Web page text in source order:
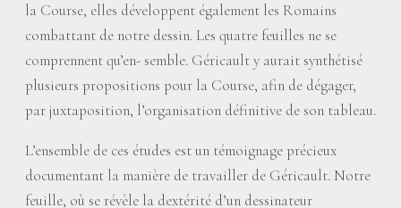
la Course, elles développent également les Romains
combattant de notre dessin. Les quatre feuilles ne se
comprennent qu’en- semble. Géricault y aurait synthétisé
plusieurs propositions pour la Course, afin de dégager,
par juxtaposition, l’organisation définitive de son tableau.
L’ensemble de ces études est un témoignage précieux
documentant la manière de travailler de Géricault. Notre
feuille, où se révèle la dextérité d’un dessinateur